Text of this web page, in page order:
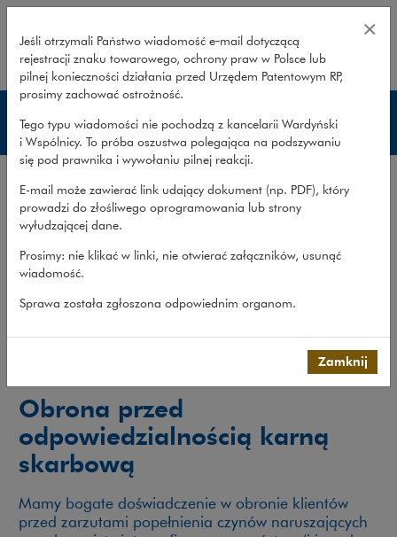
Obrona przed
Prowadzone sprawy
Prowadzone sprawy
Współpraca transgraniczna
Prowadzone
Obrona przed
odpowiedzialnością karną
skarbową
Mamy bogate doświadczenie w obronie klientów
przed zarzutami popełnienia czynów naruszających
Jeśli otrzymali Państwo wiadomość e‑mail dotyczącą
rejestracji znaku towarowego, ochrony praw w Polsce lub
pilnej konieczności działania przed Urzędem Patentowym RP,
prosimy zachować ostrożność.
Tego typu wiadomości nie pochodzą z kancelarii Wardyński
i Wspólnicy. To próba oszustwa polegająca na podszywaniu
się pod prawnika i wywołaniu pilnej reakcji.
E-mail może zawierać link udający dokument (np. PDF), który
prowadzi do złośliwego oprogramowania lub strony
wyłudzającej dane.
Prosimy: nie klikać w linki, nie otwierać załączników, usunąć
wiadomość.
Sprawa została zgłoszona odpowiednim organom.
×
Zamknij